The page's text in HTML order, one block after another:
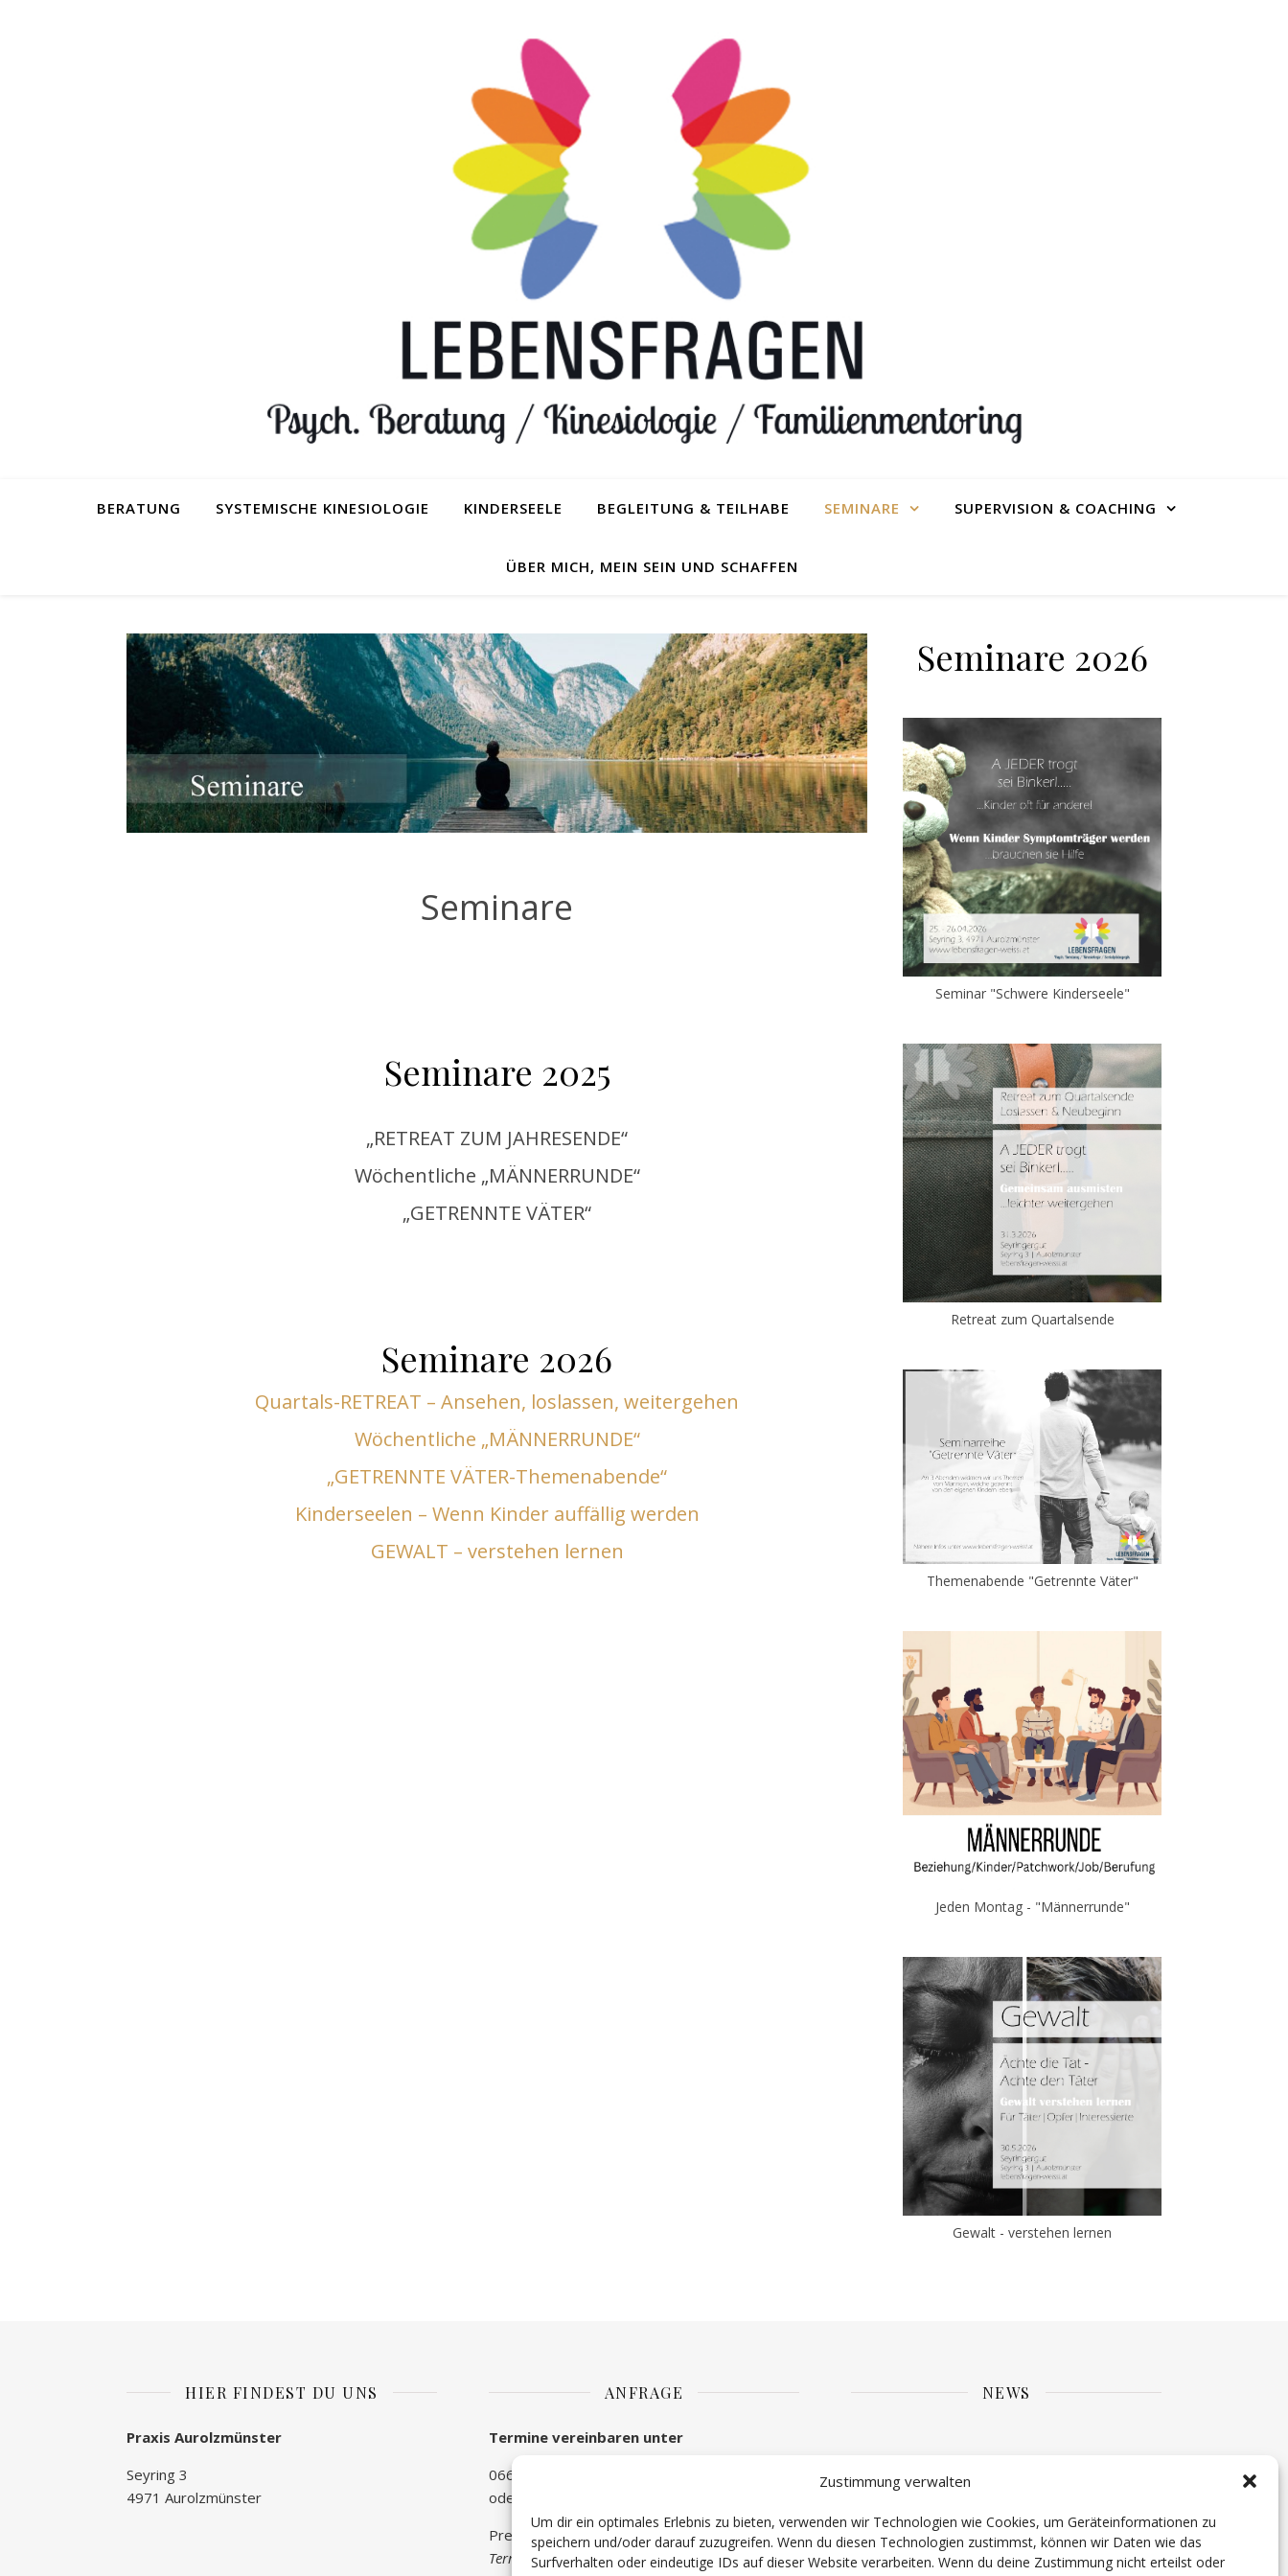
Zustimmung verwalten
Um dir ein optimales Erlebnis zu bieten, verwenden wir Technologien wie Cookies, um Geräteinformationen zu
speichern und/oder darauf zuzugreifen. Wenn du diesen Technologien zustimmst, können wir Daten wie das
Surfverhalten oder eindeutige IDs auf dieser Website verarbeiten. Wenn du deine Zustimmung nicht erteilst oder
BERATUNG SYSTEMISCHE KINESIOLOGIE KINDERSEELE BEGLEITUNG & TEILHABE SEMINARE SUPERVISION & COACHING
ÜBER MICH, MEIN SEIN UND SCHAFFEN
Seminare
Seminare 2025
„RETREAT ZUM JAHRESENDE“
Wöchentliche „MÄNNERRUNDE“
„GETRENNTE VÄTER“
Seminare 2026
Quartals-RETREAT – Ansehen, loslassen, weitergehen
Wöchentliche „MÄNNERRUNDE“
„GETRENNTE VÄTER-Themenabende“
Kinderseelen – Wenn Kinder auffällig werden
GEWALT – verstehen lernen
Seminare 2026
Seminar "Schwere Kinderseele"
Retreat zum Quartalsende
Themenabende "Getrennte Väter"
Jeden Montag - "Männerrunde"
Gewalt - verstehen lernen
HIER FINDEST DU UNS
Praxis Aurolzmünster
Seyring 3
4971 Aurolzmünster
ANFRAGE
Termine vereinbaren unter
0660/810 59 73
oder unter
Preise variieren
Termine können bis 2 Kalendertage vorher,
NEWS